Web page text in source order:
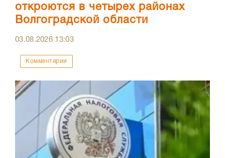
откроются в четырех районах
Волгоградской области
03.08.2026 13:03
Комментарии